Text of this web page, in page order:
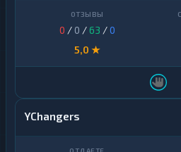
0 / 0 /63 /0
5,0 ★
YChangers